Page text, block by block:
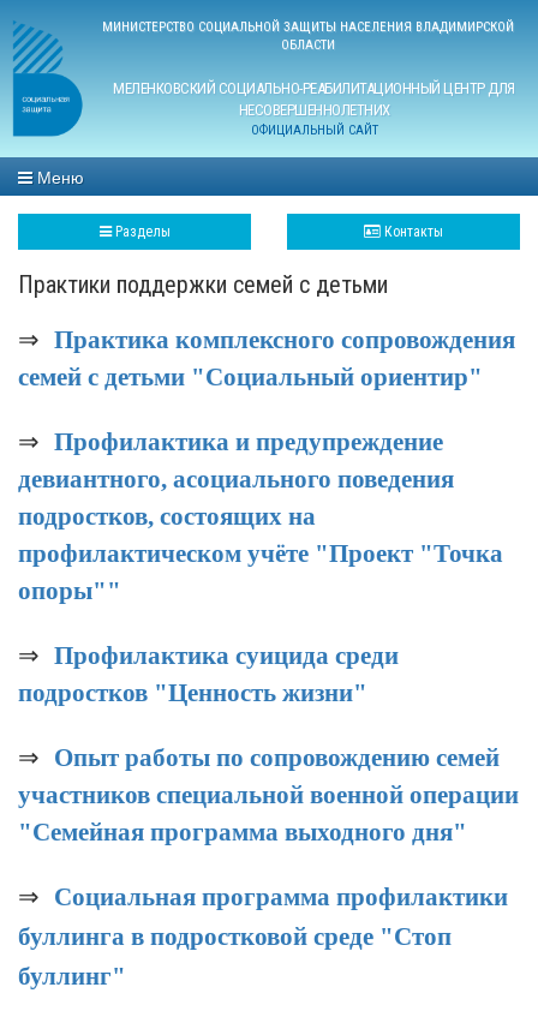
МИНИСТЕРСТВО СОЦИАЛЬНОЙ ЗАЩИТЫ НАСЕЛЕНИЯ ВЛАДИМИРСКОЙ
ОБЛАСТИ
МЕЛЕНКОВСКИЙ СОЦИАЛЬНО-РЕАБИЛИТАЦИОННЫЙ ЦЕНТР ДЛЯ
НЕСОВЕРШЕННОЛЕТНИХ
ОФИЦИАЛЬНЫЙ САЙТ
Меню
Разделы Контакты
Практики поддержки семей с детьми
⇒ Практика комплексного сопровождения
семей с детьми "Социальный ориентир"
⇒ Профилактика и предупреждение
девиантного, асоциального поведения
подростков, состоящих на
профилактическом учёте "Проект "Точка
опоры""
⇒ Профилактика суицида среди
подростков "Ценность жизни"
⇒ Опыт работы по сопровождению семей
участников специальной военной операции
"Семейная программа выходного дня"
⇒ Социальная программа профилактики
буллинга в подростковой среде "Стоп
буллинг"